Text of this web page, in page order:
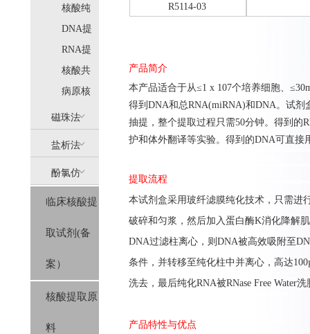
取
核酸纯
化
DNA提
取
RNA提
取
核酸共
提
(AllPure)
病原核
酸提取
磁珠法
(MagPure)
盐析法
(SolPure)
酚氯仿
(Trizol系
列）
临床核酸提
取试剂(备
案）
核酸提取原
料
R5114-03
产品简介
本产品适合于从≤1 x 107个培养细胞、
得到DNA和总RNA(miRNA)和DNA。试
抽提，整个提取过程只需50分钟。得到的
护和体外翻译等实验。得到的DNA可直接
提取流程
本试剂盒采用玻纤滤膜纯化技术，只需进
破碎和匀浆，然后加入蛋白酶K消化降解
DNA过滤柱离心，则DNA被高效吸附至
条件，并转移至纯化柱中并离心，高达
洗去，最后纯化RNA被RNase Free Water
产品特性与优点